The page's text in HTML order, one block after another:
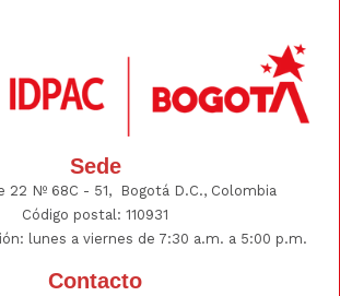
Sede
22 Nº 68C - 51, Bogotá D.C., Colombia
Código postal: 110931
lunes a viernes de 7:30 a.m. a 5:00 p.m.
Contacto